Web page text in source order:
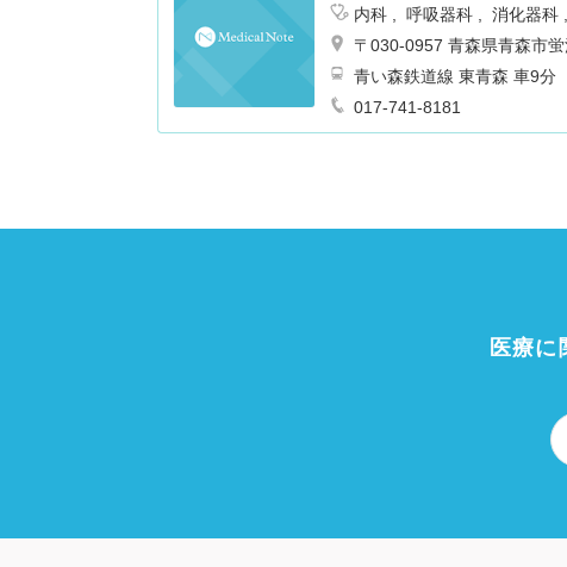
内科 呼吸器科 消化器科
〒030-0957 青森県青森市
青い森鉄道線 東青森 車9分
017-741-8181
医療